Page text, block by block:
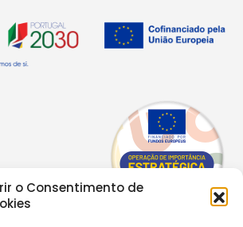
o Consentimento de